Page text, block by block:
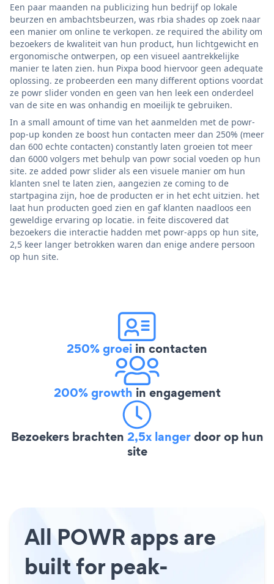
Een paar maanden na publicizing hun bedrijf op lokale
beurzen en ambachtsbeurzen, was rbia shades op zoek naar
een manier om online te verkopen. ze required the ability om
bezoekers de kwaliteit van hun product, hun lichtgewicht en
ergonomische ontwerpen, op een visueel aantrekkelijke
manier te laten zien. hun Pixpa bood hiervoor geen adequate
oplossing. ze probeerden een many different options voordat
ze powr slider vonden en geen van hen leek een onderdeel
van de site en was onhandig en moeilijk te gebruiken.
In a small amount of time van het aanmelden met de powr-
pop-up konden ze boost hun contacten meer dan 250% (meer
dan 600 echte contacten) constantly laten groeien tot meer
dan 6000 volgers met behulp van powr social voeden op hun
site. ze added powr slider als een visuele manier om hun
klanten snel te laten zien, aangezien ze coming to de
startpagina zijn, hoe de producten er in het echt uitzien. het
laat hun producten goed zien en gaf klanten naadloos een
geweldige ervaring op locatie. in feite discovered dat
bezoekers die interactie hadden met powr-apps op hun site,
2,5 keer langer betrokken waren dan enige andere persoon
op hun site.
250% groei in contacten
200% growth in engagement
Bezoekers brachten 2,5x langerdoor op hun
site
All POWR apps are
built for peak-